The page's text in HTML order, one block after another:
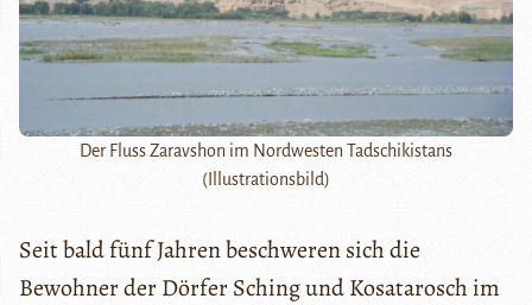
Der Fluss Zaravshon im Nordwesten Tadschikistans
(Illustrationsbild)
Seit bald fünf Jahren beschweren sich die
Bewohner der Dörfer Sching und Kosatarosch im